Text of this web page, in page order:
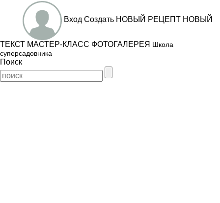
Вход Создать НОВЫЙ РЕЦЕПТ НОВЫЙ
ТЕКСТ МАСТЕР-КЛАСС ФОТОГАЛЕРЕЯ Школа
суперсадовника
Поиск